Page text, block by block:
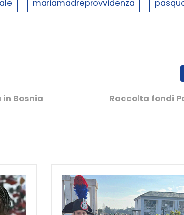
mariamadreprovvidenza
Bosnia
Raccolta fondi